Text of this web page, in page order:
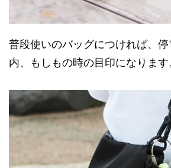
普段使いのバッグにつければ、
内、もしもの時の目印になります